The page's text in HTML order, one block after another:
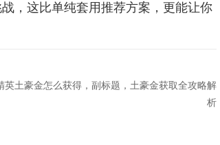
，这比单纯套用推荐方案，更能让你
英土豪金怎么获得，副标题，土豪金获取全攻略解
析